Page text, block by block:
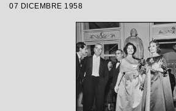
Votto con la regia di
07 DICEMBRE 1958